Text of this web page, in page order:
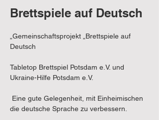
Brettspiele auf Deutsch
„Gemeinschaftsprojekt „Brettspiele auf
Deutsch
Tabletop Brettspiel Potsdam e.V. und
Ukraine-Hilfe Potsdam e.V.
die deutsche Sprache zu verbessern.